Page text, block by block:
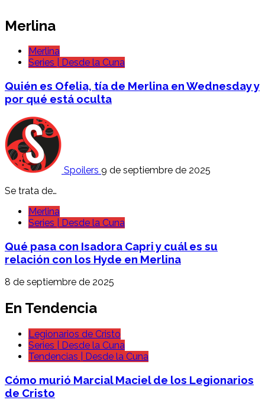
Merlina
Merlina
Series | Desde la Cuna
Quién es Ofelia, tía de Merlina en Wednesday y
por qué está oculta
Spoilers 9 de septiembre de 2025
Se trata de…
Merlina
Series | Desde la Cuna
Qué pasa con Isadora Capri y cuál es su
relación con los Hyde en Merlina
8 de septiembre de 2025
En Tendencia
Legionarios de Cristo
Series | Desde la Cuna
Tendencias | Desde la Cuna
Cómo murió Marcial Maciel de los Legionarios
de Cristo